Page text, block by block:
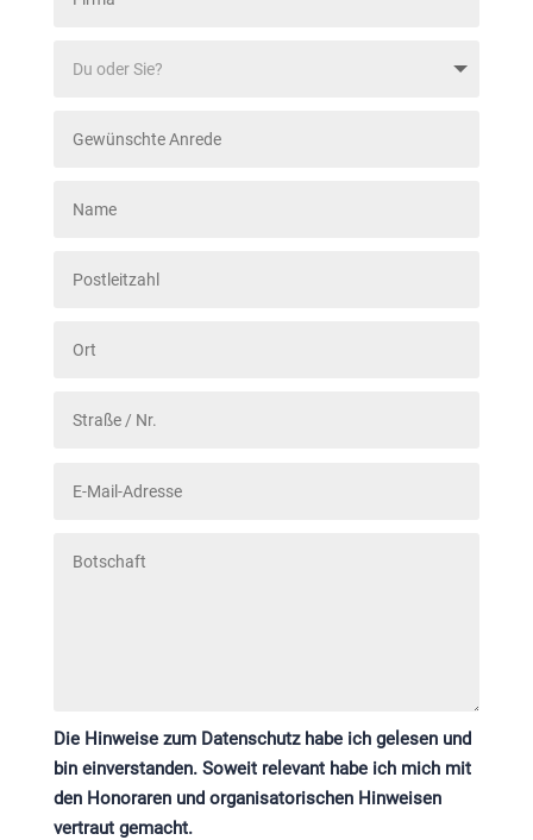
Die Hinweise zum Datenschutz habe ich gelesen und
bin einverstanden. Soweit relevant habe ich mich mit
den Honoraren und organisatorischen Hinweisen
vertraut gemacht.